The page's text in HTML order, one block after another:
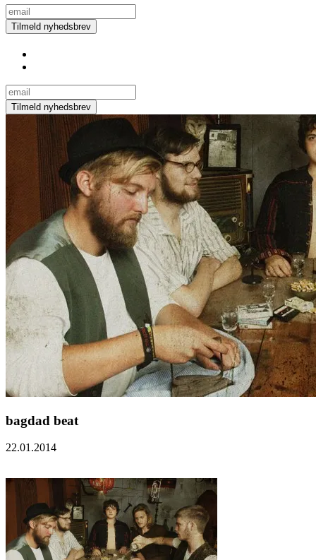
bagdad beat
22.01.2014